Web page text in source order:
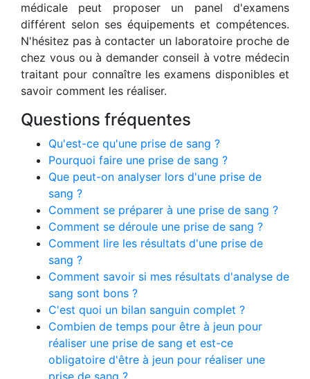
médicale peut proposer un panel d'examens
différent selon ses équipements et compétences.
N'hésitez pas à contacter un laboratoire proche de
chez vous ou à demander conseil à votre médecin
traitant pour connaître les examens disponibles et
savoir comment les réaliser.
Questions fréquentes
Qu'est-ce qu'une prise de sang ?
Pourquoi faire une prise de sang ?
Que peut-on analyser lors d'une prise de
sang ?
Comment se préparer à une prise de sang ?
Comment se déroule une prise de sang ?
Comment lire les résultats d'une prise de
sang ?
Comment savoir si mes résultats d'analyse de
sang sont bons ?
C'est quoi un bilan sanguin complet ?
Combien de temps pour être à jeun pour
réaliser une prise de sang et est-ce
obligatoire d'être à jeun pour réaliser une